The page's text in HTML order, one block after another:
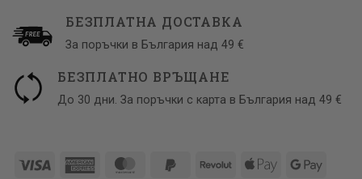
БЕЗПЛАТНА ДОСТАВКА
За поръчки в България над 49 €
БЕЗПЛАТНО ВРЪЩАНЕ
До 30 дни. За поръчки с карта в България над 49 €
Visa
American MasterCardPayPal
RevolutApple
Google